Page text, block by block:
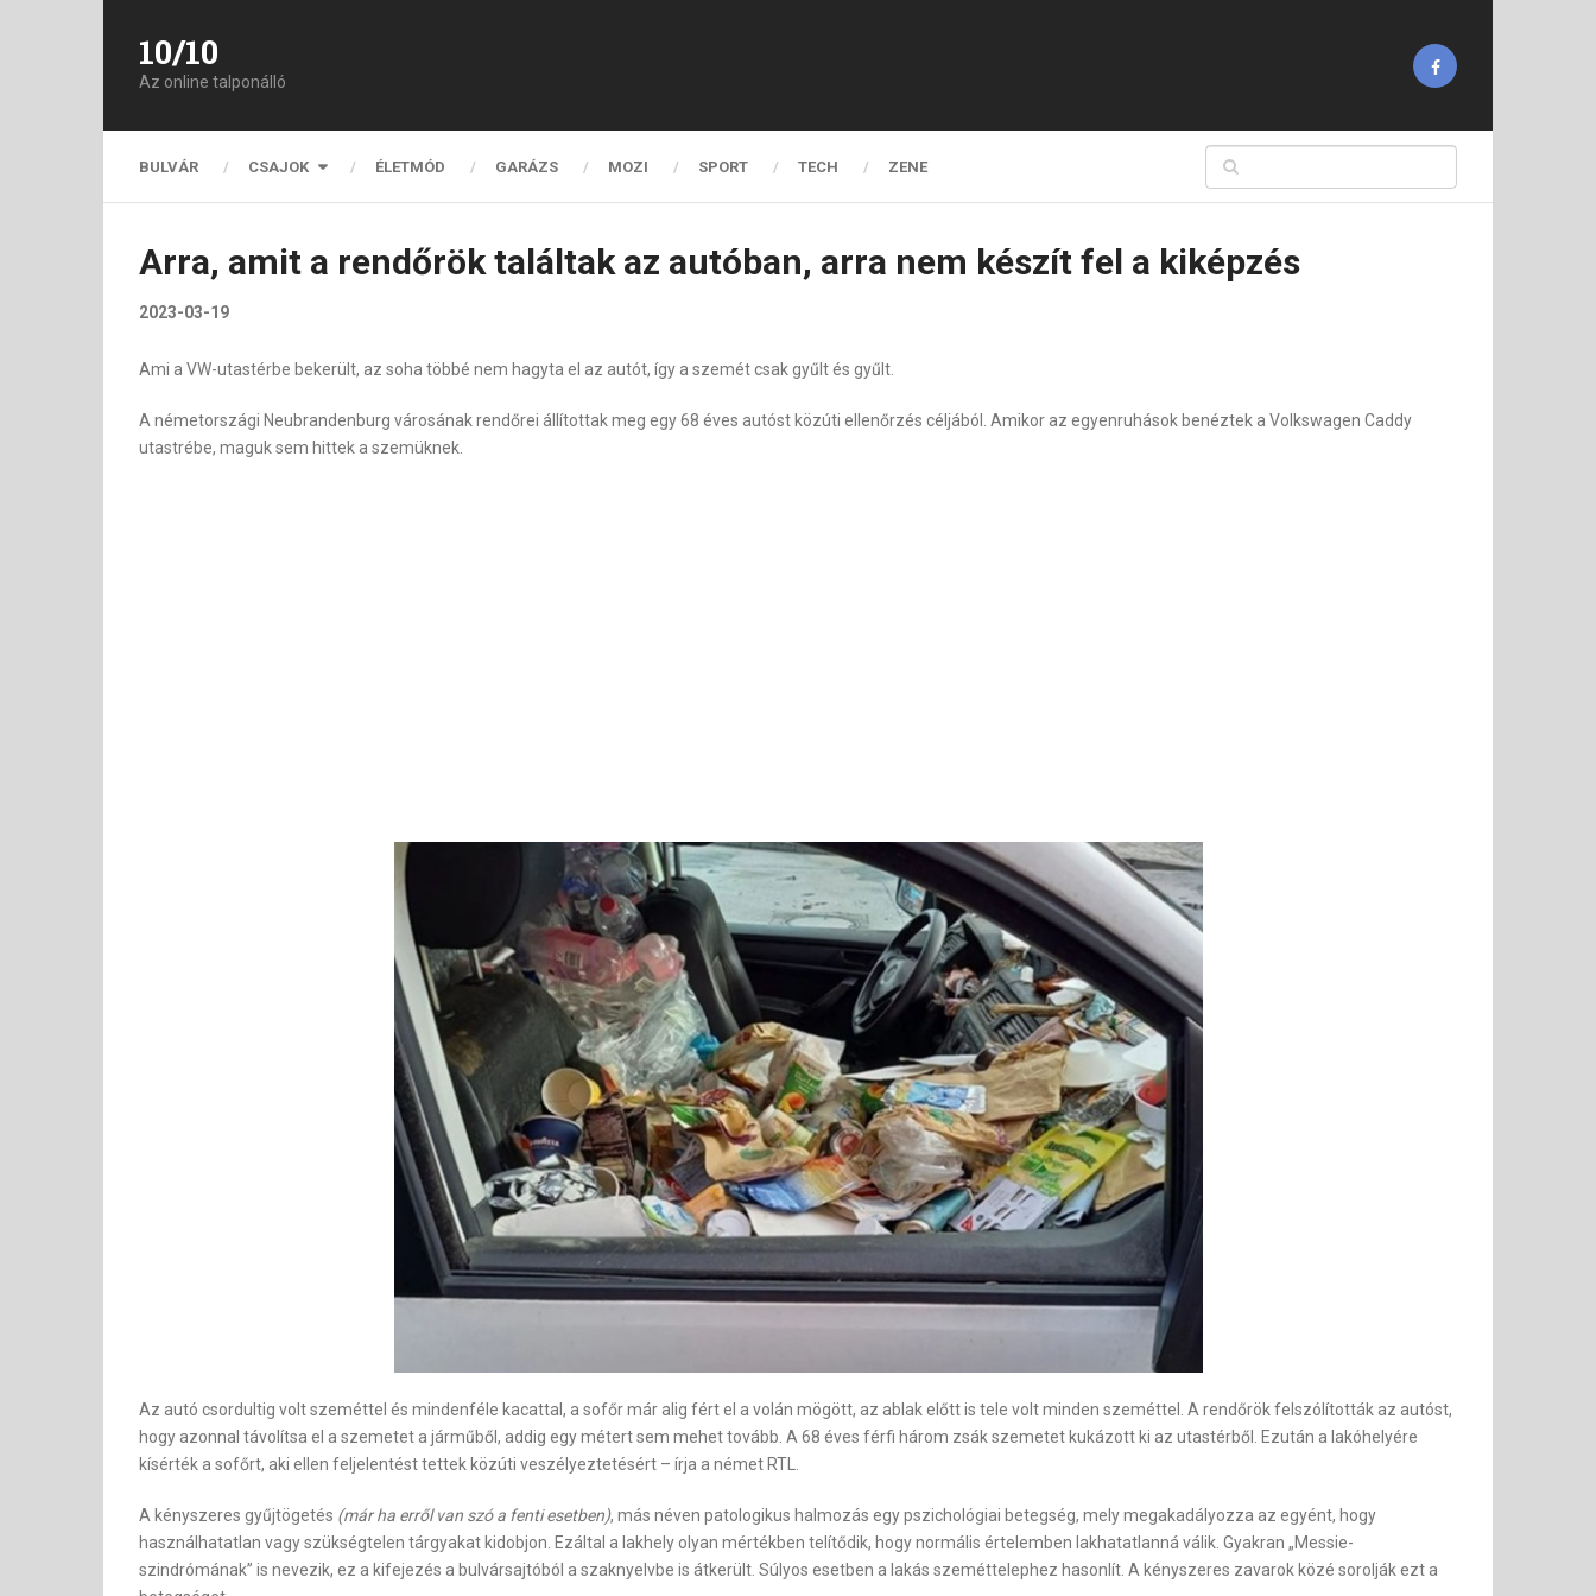
10/10
Az online talponálló
BULVÁR CSAJOK ÉLETMÓD GARÁZS MOZI SPORT TECH ZENE
Arra, amit a rendőrök találtak az autóban, arra nem készít fel a kiképzés
2023-03-19
Ami a VW-utastérbe bekerült, az soha többé nem hagyta el az autót, így a szemét csak gyűlt és gyűlt.
A németországi Neubrandenburg városának rendőrei állítottak meg egy 68 éves autóst közúti ellenőrzés céljából. Amikor az egyenruhások benéztek a Volkswagen Caddy
utastrébe, maguk sem hittek a szemüknek.
Az autó csordultig volt szeméttel és mindenféle kacattal, a sofőr már alig fért el a volán mögött, az ablak előtt is tele volt minden szeméttel. A rendőrök felszólították az autóst,
hogy azonnal távolítsa el a szemetet a járműből, addig egy métert sem mehet tovább. A 68 éves férfi három zsák szemetet kukázott ki az utastérből. Ezután a lakóhelyére
kísérték a sofőrt, aki ellen feljelentést tettek közúti veszélyeztetésért – írja a német RTL.
A kényszeres gyűjtögetés (már ha erről van szó a fenti esetben), más néven patologikus halmozás egy pszichológiai betegség, mely megakadályozza az egyént, hogy
használhatatlan vagy szükségtelen tárgyakat kidobjon. Ezáltal a lakhely olyan mértékben telítődik, hogy normális értelemben lakhatatlanná válik. Gyakran „Messie-
szindrómának” is nevezik, ez a kifejezés a bulvársajtóból a szaknyelvbe is átkerült. Súlyos esetben a lakás szeméttelephez hasonlít. A kényszeres zavarok közé sorolják ezt a